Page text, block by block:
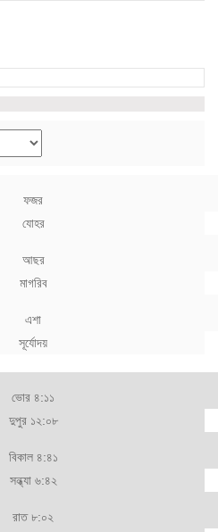
ফজর
যোহর
আছর
মাগরিব
এশা
সূর্যোদয়
ভোর ৪:১১
দুপুর ১২:০৮
বিকাল ৪:৪১
সন্ধ্যা ৬:৪২
রাত ৮:০২